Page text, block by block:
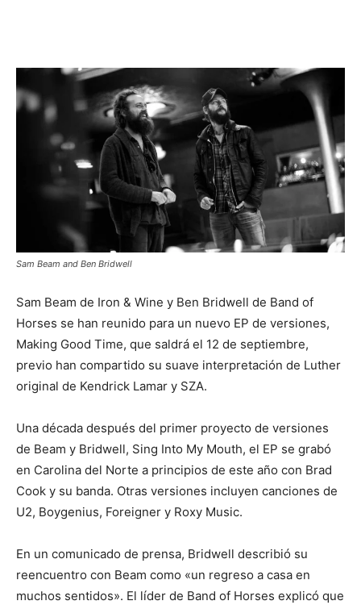
Sam Beam and Ben Bridwell
Sam Beam de Iron & Wine y Ben Bridwell de Band of
Horses se han reunido para un nuevo EP de versiones,
Making Good Time, que saldrá el 12 de septiembre,
previo han compartido su suave interpretación de Luther
original de Kendrick Lamar y SZA.
Una década después del primer proyecto de versiones
de Beam y Bridwell, Sing Into My Mouth, el EP se grabó
en Carolina del Norte a principios de este año con Brad
Cook y su banda. Otras versiones incluyen canciones de
U2, Boygenius, Foreigner y Roxy Music.
En un comunicado de prensa, Bridwell describió su
reencuentro con Beam como «un regreso a casa en
muchos sentidos». El líder de Band of Horses explicó que